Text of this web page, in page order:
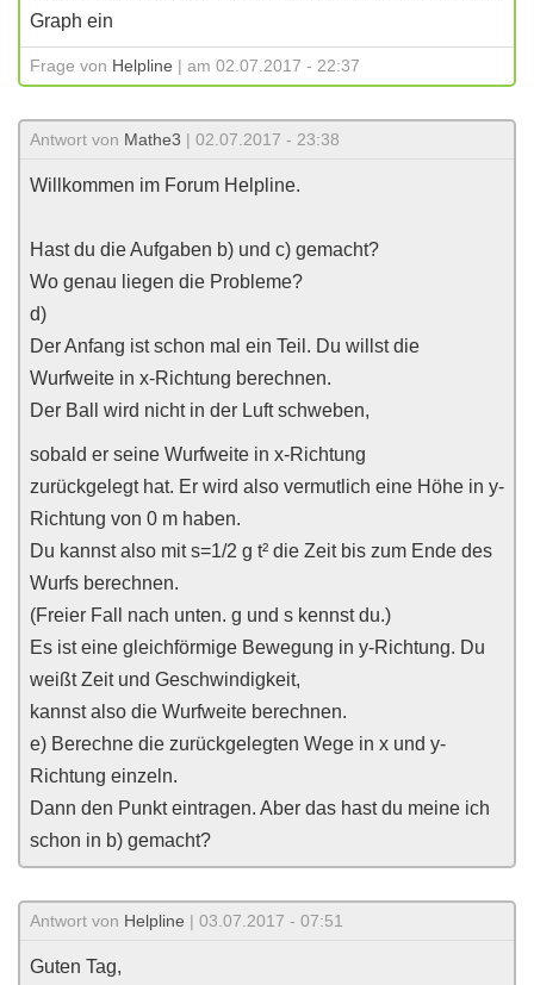
Graph ein
Frage von Helpline | am 02.07.2017 - 22:37
Antwort von Mathe3 | 02.07.2017 - 23:38
Willkommen im Forum Helpline.
Hast du die Aufgaben b) und c) gemacht?
Wo genau liegen die Probleme?
d)
Der Anfang ist schon mal ein Teil. Du willst die
Wurfweite in x-Richtung berechnen.
Der Ball wird nicht in der Luft schweben,
sobald er seine Wurfweite in x-Richtung
zurückgelegt hat. Er wird also vermutlich eine Höhe in y-
Richtung von 0 m haben.
Du kannst also mit s=1/2 g t² die Zeit bis zum Ende des
Wurfs berechnen.
(Freier Fall nach unten. g und s kennst du.)
Es ist eine gleichförmige Bewegung in y-Richtung. Du
weißt Zeit und Geschwindigkeit,
kannst also die Wurfweite berechnen.
e) Berechne die zurückgelegten Wege in x und y-
Richtung einzeln.
Dann den Punkt eintragen. Aber das hast du meine ich
schon in b) gemacht?
Antwort von Helpline | 03.07.2017 - 07:51
Guten Tag,